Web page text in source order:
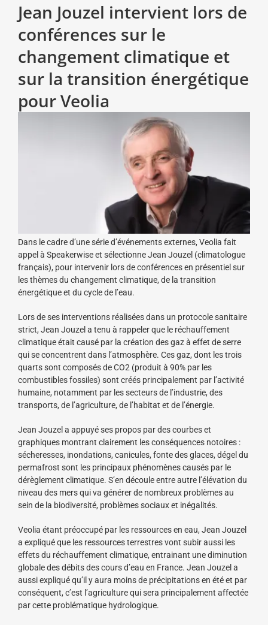
Jean Jouzel intervient lors de
conférences sur le
changement climatique et
sur la transition énergétique
pour Veolia
Dans le cadre d’une série d’événements externes, Veolia fait
appel à Speakerwise et sélectionne Jean Jouzel (climatologue
français), pour intervenir lors de conférences en présentiel sur
les thèmes du changement climatique, de la transition
énergétique et du cycle de l’eau.
Lors de ses interventions réalisées dans un protocole sanitaire
strict, Jean Jouzel a tenu à rappeler que le réchauffement
climatique était causé par la création des gaz à effet de serre
qui se concentrent dans l’atmosphère. Ces gaz, dont les trois
quarts sont composés de CO2 (produit à 90% par les
combustibles fossiles) sont créés principalement par l’activité
humaine, notamment par les secteurs de l’industrie, des
transports, de l’agriculture, de l’habitat et de l’énergie.
Jean Jouzel a appuyé ses propos par des courbes et
graphiques montrant clairement les conséquences notoires :
sécheresses, inondations, canicules, fonte des glaces, dégel du
permafrost sont les principaux phénomènes causés par le
dérèglement climatique. S’en découle entre autre l’élévation du
niveau des mers qui va générer de nombreux problèmes au
sein de la biodiversité, problèmes sociaux et inégalités.
Veolia étant préoccupé par les ressources en eau, Jean Jouzel
a expliqué que les ressources terrestres vont subir aussi les
effets du réchauffement climatique, entrainant une diminution
globale des débits des cours d’eau en France. Jean Jouzel a
aussi expliqué qu’il y aura moins de précipitations en été et par
conséquent, c’est l’agriculture qui sera principalement affectée
par cette problématique hydrologique.